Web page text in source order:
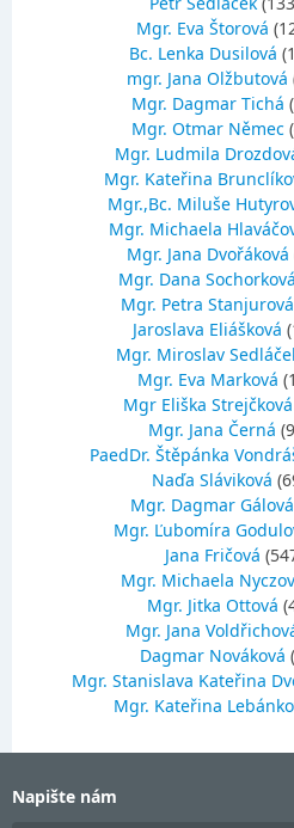
Mgr. Eva Štorová
Bc. Lenka Dusilová
mgr. Jana Olžbutová
Mgr. Dagmar Tichá
Mgr. Otmar Němec
Mgr. Ludmila
Mgr. Kateřina
Mgr.,Bc. Miluše
Mgr. Michaela
Mgr. Jana Dvořáková
Mgr. Dana Sochorková
Mgr. Petra Stanjurová
Jaroslava Eliášková
Mgr. Miroslav
Mgr. Eva Marková
Mgr Eliška Strejčková
Mgr. Jana Černá
PaedDr. Štěpánka
Naďa Sláviková
Mgr. Dagmar Gálová
Mgr. Ľubomíra
Jana Fričová
Mgr. Michaela
Mgr. Jitka Ottová
Mgr. Jana
Dagmar Nováková
Mgr. Stanislava Kateřina
Mgr. Kateřina
Napište nám